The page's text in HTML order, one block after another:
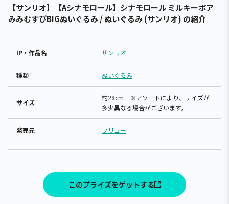
【サンリオ】【Aシナモロール】シナモロール ミルキーボア
みみむすびBIGぬいぐるみ / ぬいぐるみ (サンリオ) の紹介
IP・作品名 サンリオ
種類 ぬいぐるみ
サイズ
約28cm ※アソートにより、サイズが
多少異なる場合がございます。
発売元 フリュー
このプライズをゲットする